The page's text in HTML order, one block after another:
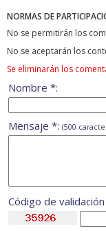
NORMAS DE
No se permitirán los
No se aceptarán los
Se eliminarán los
Nombre *:
Mensaje *: (500
Código de